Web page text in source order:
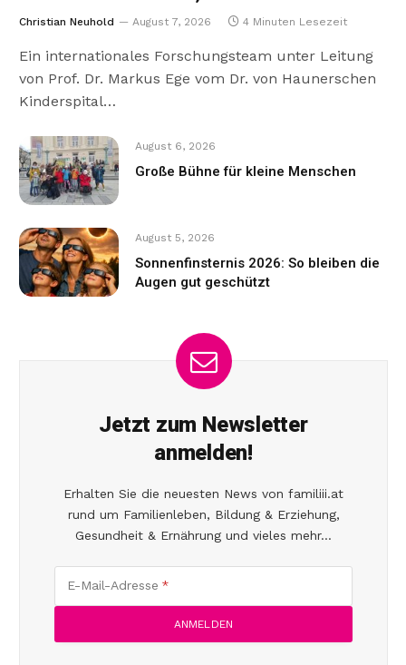
Christian Neuhold August 7, 2026 4 Minuten Lesezeit
Ein internationales Forschungsteam unter Leitung
von Prof. Dr. Markus Ege vom Dr. von Haunerschen
Kinderspital…
August 6, 2026
Große Bühne für kleine Menschen
August 5, 2026
Sonnenfinsternis 2026: So bleiben die
Augen gut geschützt
Jetzt zum Newsletter
anmelden!
Erhalten Sie die neuesten News von familiii.at
rund um Familienleben, Bildung & Erziehung,
Gesundheit & Ernährung und vieles mehr...
E-Mail-Adresse